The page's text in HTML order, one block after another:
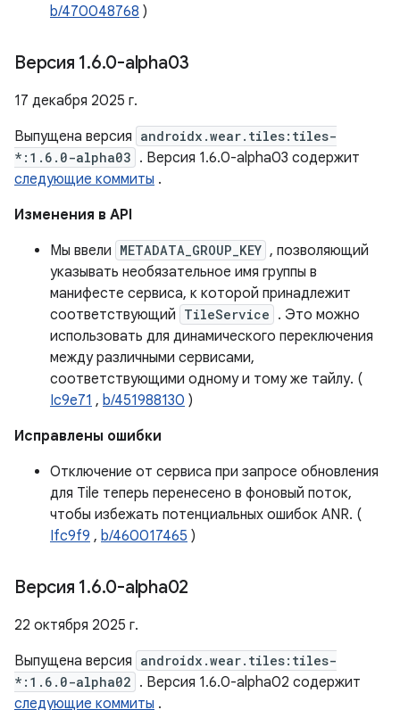
b/470048768 )
Версия 1.6.0-alpha03
17 декабря 2025 г.
Выпущена версия androidx.wear.tiles:tiles-
*:1.6.0-alpha03 . Версия 1.6.0-alpha03 содержит
следующие коммиты .
Изменения в API
Мы ввели METADATA_GROUP_KEY , позволяющий
указывать необязательное имя группы в
манифесте сервиса, к которой принадлежит
соответствующий TileService . Это можно
использовать для динамического переключения
между различными сервисами,
соответствующими одному и тому же тайлу. (
Ic9e71 , b/451988130 )
Исправлены ошибки
Отключение от сервиса при запросе обновления
для Tile теперь перенесено в фоновый поток,
чтобы избежать потенциальных ошибок ANR. (
Ifc9f9 , b/460017465 )
Версия 1.6.0-alpha02
22 октября 2025 г.
Выпущена версия androidx.wear.tiles:tiles-
*:1.6.0-alpha02 . Версия 1.6.0-alpha02 содержит
следующие коммиты .